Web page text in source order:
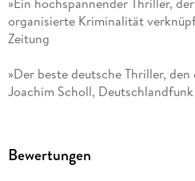
organisierte Kriminalität
Zeitung
»Der beste deutsche Thriller, den
Joachim Scholl, Deutschlandfunk
Bewertungen